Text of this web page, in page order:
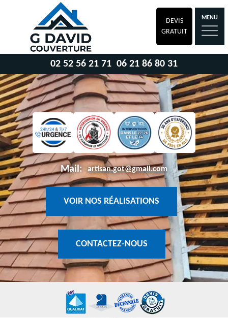
DEVIS
GRATUIT
MENU
02 52 56 21 71 06 21 86 80 31
Mail: artisan.got@gmail.com
VOIR NOS RÉALISATIONS
CONTACTEZ-NOUS